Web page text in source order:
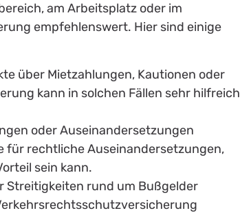
am Arbeitsplatz oder im
empfehlenswert. Hier sind einige
über Mietzahlungen, Kautionen oder
kann in solchen Fällen sehr hilfreich
oder Auseinandersetzungen
für rechtliche Auseinandersetzungen,
sein kann.
Streitigkeiten rund um Bußgelder